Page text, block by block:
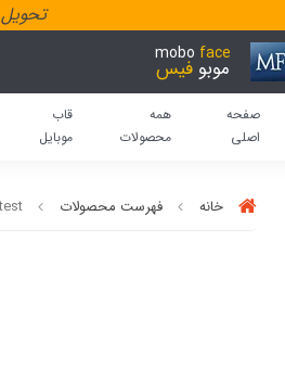
mobo face
موبو فیس
صفحه
اصلی
همه
محصولات
قاب
موبایل
خانه فهرست محصولات test